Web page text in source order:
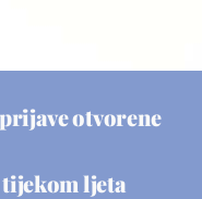
otvorene
tijekom ljeta